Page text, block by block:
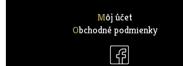
Môj účet
Obchodné podmienky